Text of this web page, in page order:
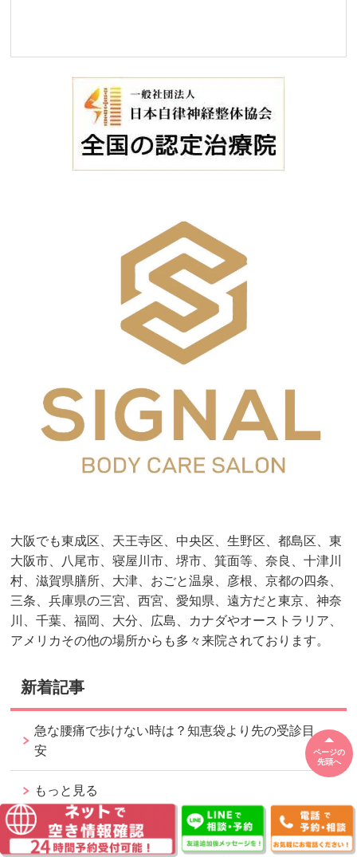
大阪でも東成区、天王寺区、中央区、生野区、都島区、東
大阪市、八尾市、寝屋川市、堺市、箕面等、奈良、十津川
村、滋賀県膳所、大津、おごと温泉、彦根、京都の四条、
三条、兵庫県の三宮、西宮、愛知県、遠方だと東京、神奈
川、千葉、福岡、大分、広島、カナダやオーストラリア、
アメリカその他の場所からも多々来院されております。
新着記事
急な腰痛で歩けない時は？知恵袋より先の受診目
安
もっと見る
メニュー
ページの
先頭へ